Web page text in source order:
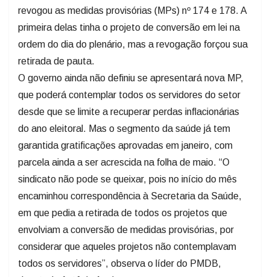
revogou as medidas provisórias (MPs) nº 174 e 178. A
primeira delas tinha o projeto de conversão em lei na
ordem do dia do plenário, mas a revogação forçou sua
retirada de pauta.
O governo ainda não definiu se apresentará nova MP,
que poderá contemplar todos os servidores do setor
desde que se limite a recuperar perdas inflacionárias
do ano eleitoral. Mas o segmento da saúde já tem
garantida gratificações aprovadas em janeiro, com
parcela ainda a ser acrescida na folha de maio. “O
sindicato não pode se queixar, pois no início do mês
encaminhou correspondência à Secretaria da Saúde,
em que pedia a retirada de todos os projetos que
envolviam a conversão de medidas provisórias, por
considerar que aqueles projetos não contemplavam
todos os servidores”, observa o líder do PMDB,